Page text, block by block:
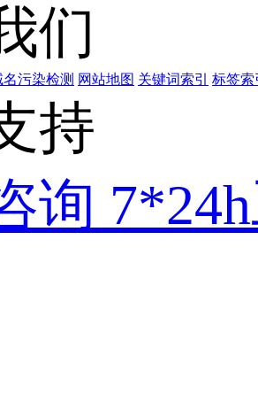
们
名污染检测 网站地图 关键词索引 标签索
持
询